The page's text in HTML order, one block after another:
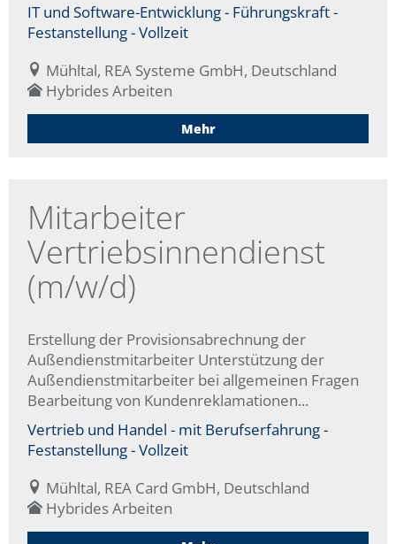
IT und Software-Entwicklung - Führungskraft -
Festanstellung - Vollzeit
Mühltal, REA Systeme GmbH, Deutschland
Hybrides Arbeiten
Mehr
Mitarbeiter
Vertriebsinnendienst
(m/w/d)
Erstellung der Provisionsabrechnung der
Außendienstmitarbeiter Unterstützung der
Außendienstmitarbeiter bei allgemeinen Fragen
Bearbeitung von Kundenreklamationen...
Vertrieb und Handel - mit Berufserfahrung -
Festanstellung - Vollzeit
Mühltal, REA Card GmbH, Deutschland
Hybrides Arbeiten